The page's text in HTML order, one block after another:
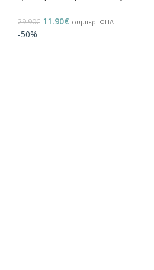
29.90€ 11.90€ συμπερ. ΦΠΑ
-50%